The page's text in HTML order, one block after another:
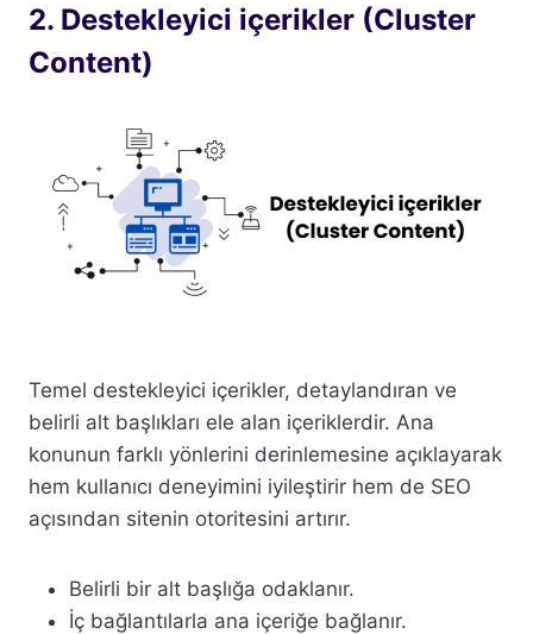
2. Destekleyici içerikler (Cluster
Content)
Temel destekleyici içerikler, detaylandıran ve
belirli alt başlıkları ele alan içeriklerdir. Ana
konunun farklı yönlerini derinlemesine açıklayarak
hem kullanıcı deneyimini iyileştirir hem de SEO
açısından sitenin otoritesini artırır.
Belirli bir alt başlığa odaklanır.
İç bağlantılarla ana içeriğe bağlanır.